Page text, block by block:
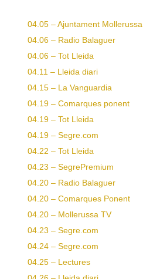
04.05 – Ajuntament Mollerussa
04.06 – Radio Balaguer
04.06 – Tot Lleida
04.11 – Lleida diari
04.15 – La Vanguardia
04.19 – Comarques ponent
04.19 – Tot Lleida
04.19 – Segre.com
04.22 – Tot Lleida
04.23 – SegrePremium
04.20 – Radio Balaguer
04.20 – Comarques Ponent
04.20 – Mollerussa TV
04.23 – Segre.com
04.24 – Segre.com
04.25 – Lectures